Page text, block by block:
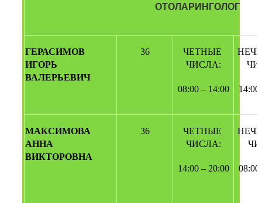
ОТОЛАРИНГОЛОГ
ГЕРАСИМОВ
ИГОРЬ
ВАЛЕРЬЕВИЧ
36
ЧЕТНЫЕ
ЧИСЛА:
08:00 – 14:00 14:00
МАКСИМОВА
АННА
ВИКТОРОВНА
36
ЧЕТНЫЕ
ЧИСЛА:
14:00 – 20:00 08:00